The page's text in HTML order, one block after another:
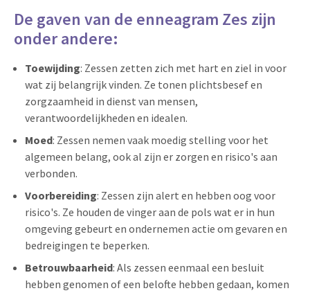
De gaven van de enneagram Zes zijn
onder andere:
Toewijding: Zessen zetten zich met hart en ziel in voor
wat zij belangrijk vinden. Ze tonen plichtsbesef en
zorgzaamheid in dienst van mensen,
verantwoordelijkheden en idealen.
Moed: Zessen nemen vaak moedig stelling voor het
algemeen belang, ook al zijn er zorgen en risico's aan
verbonden.
Voorbereiding: Zessen zijn alert en hebben oog voor
risico's. Ze houden de vinger aan de pols wat er in hun
omgeving gebeurt en ondernemen actie om gevaren en
bedreigingen te beperken.
Betrouwbaarheid: Als zessen eenmaal een besluit
hebben genomen of een belofte hebben gedaan, komen